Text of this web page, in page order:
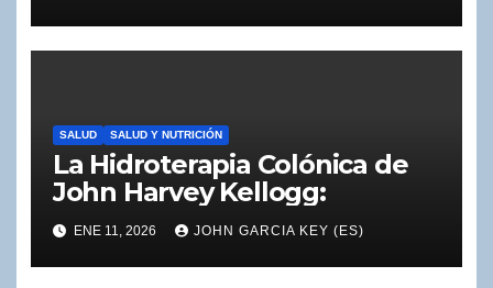
SALUD SALUD Y NUTRICIÓN
La Hidroterapia Colónica de
John Harvey Kellogg:
ENE 11, 2026 JOHN GARCIA KEY (ES)